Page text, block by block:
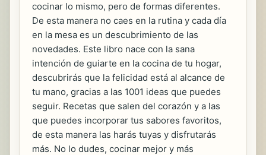
cocinar lo mismo, pero de formas diferentes.
De esta manera no caes en la rutina y cada día
en la mesa es un descubrimiento de las
novedades. Este libro nace con la sana
intención de guiarte en la cocina de tu hogar,
descubrirás que la felicidad está al alcance de
tu mano, gracias a las 1001 ideas que puedes
seguir. Recetas que salen del corazón y a las
que puedes incorporar tus sabores favoritos,
de esta manera las harás tuyas y disfrutarás
más. No lo dudes, cocinar mejor y más